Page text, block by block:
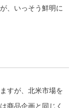
、いっそう鮮明に
すが、北米市場を
商品企画と同じく